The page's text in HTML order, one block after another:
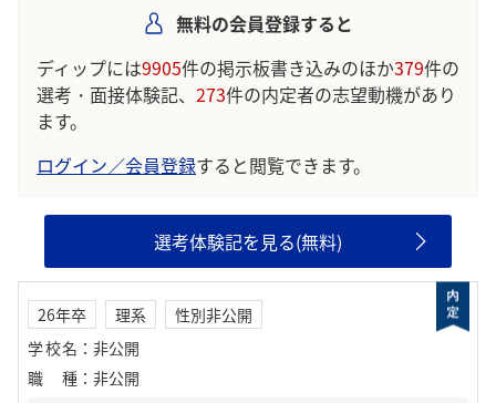
無料の会員登録すると
ディップには9905件の掲示板書き込みのほか379件の
選考・面接体験記、 273件の内定者の志望動機があり
ます。
ログイン／会員登録すると閲覧できます。
選考体験記を見る(無料)
26年卒 理系
性別非公開
学校名 ： 非公開
職種 ： 非公開